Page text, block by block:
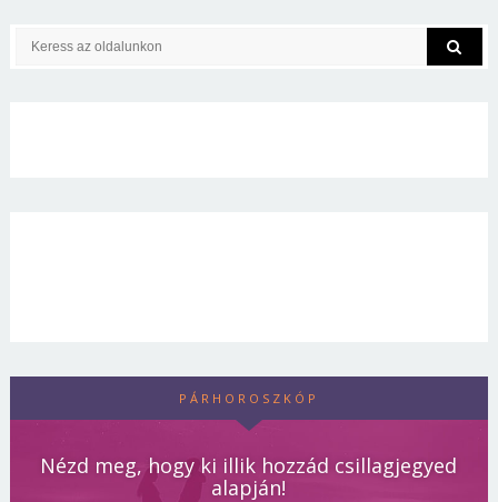
PÁRHOROSZKÓP
Nézd meg, hogy ki illik hozzád csillagjegyed
alapján!